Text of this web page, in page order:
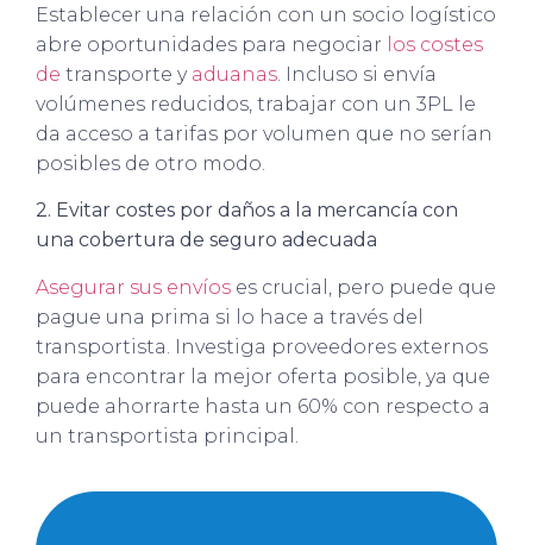
Establecer una relación con un socio logístico
abre oportunidades para negociar los costes
de transporte y aduanas . Incluso si envía
volúmenes reducidos, trabajar con un 3PL le
da acceso a tarifas por volumen que no serían
posibles de otro modo.
2. Evitar costes por daños a la mercancía con
una cobertura de seguro adecuada
Asegurar sus envíos es crucial, pero puede que
pague una prima si lo hace a través del
transportista. Investiga proveedores externos
para encontrar la mejor oferta posible, ya que
puede ahorrarte hasta un 60% con respecto a
un transportista principal.